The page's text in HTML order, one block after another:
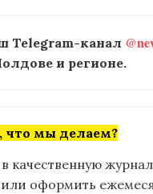
Telegram-канал
и регионе.
что мы делаем?
качественную
оформить